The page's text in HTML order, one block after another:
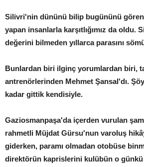
Silivri'nin dününü bilip bugününü
yapan insanlarla karşıtlığımız da oldu.
değerini bilmeden yıllarca parasını
Bunlardan biri ilginç yorumlardan biri,
antrenörlerinden Mehmet Şansal'dı.
kadar gittik kendisiyle.
Gaziosmanpaşa'da içerden vurulan
rahmetli Müjdat Gürsu'nun varoluş
giderken, paramı olmadan otobüse
direktörün kaprislerini kulübün o günkü